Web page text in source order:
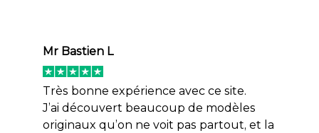
Mr Bastien L
Très bonne expérience avec ce site.
J’ai découvert beaucoup de modèles
originaux qu’on ne voit pas partout, et la